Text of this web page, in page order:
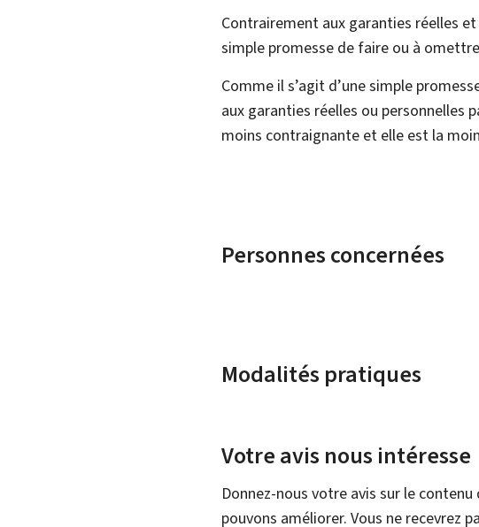
Contrairement aux garanties réelles
simple promesse de faire ou à
Comme il s’agit d’une simple
aux garanties réelles ou personnelles
moins contraignante et elle est la
Personnes concernées
Modalités pratiques
Votre avis nous intéresse
Donnez-nous votre avis sur le
pouvons améliorer. Vous ne recevrez